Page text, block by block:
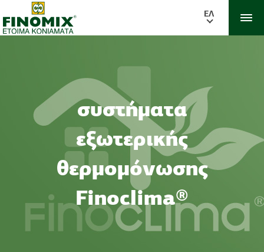
ΕΛ
συστήματα
εξωτερικής
θερμομόνωσης
Finoclima®